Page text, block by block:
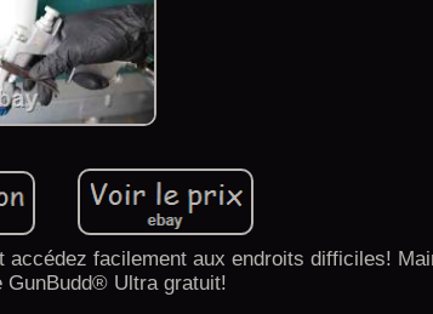
facilement aux endroits difficiles!
GunBudd® Ultra gratuit!